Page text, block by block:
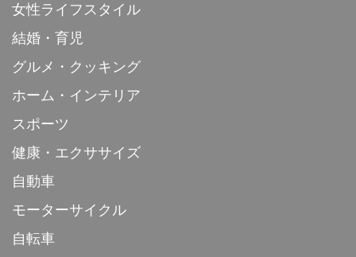
女性ライフスタイル
結婚・育児
グルメ・クッキング
ホーム・インテリア
スポーツ
健康・エクササイズ
自動車
モーターサイクル
自転車